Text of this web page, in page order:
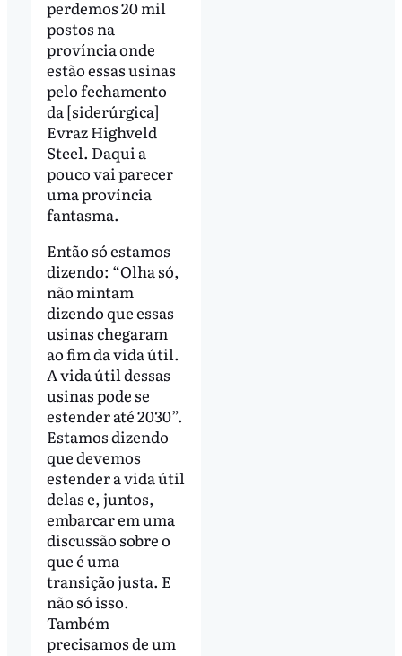
perdemos 20 mil
postos na
província onde
estão essas usinas
pelo fechamento
da [siderúrgica]
Evraz Highveld
Steel. Daqui a
pouco vai parecer
uma província
fantasma.
Então só estamos
dizendo: “Olha só,
não mintam
dizendo que essas
usinas chegaram
ao fim da vida útil.
A vida útil dessas
usinas pode se
estender até 2030”.
Estamos dizendo
que devemos
estender a vida útil
delas e, juntos,
embarcar em uma
discussão sobre o
que é uma
transição justa. E
não só isso.
Também
precisamos de um